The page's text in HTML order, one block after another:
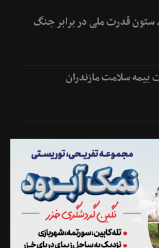
ستون قدرت ملی در برابر جنگ
بیمه سلامت مازندران